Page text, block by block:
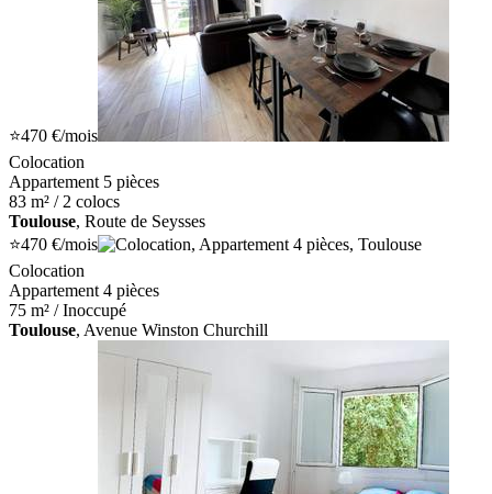
⭐470 €/mois
Colocation
Appartement 5 pièces
83 m² / 2 colocs
Toulouse, Route de Seysses
⭐470 €/mois
Colocation
Appartement 4 pièces
75 m² / Inoccupé
Toulouse, Avenue Winston Churchill